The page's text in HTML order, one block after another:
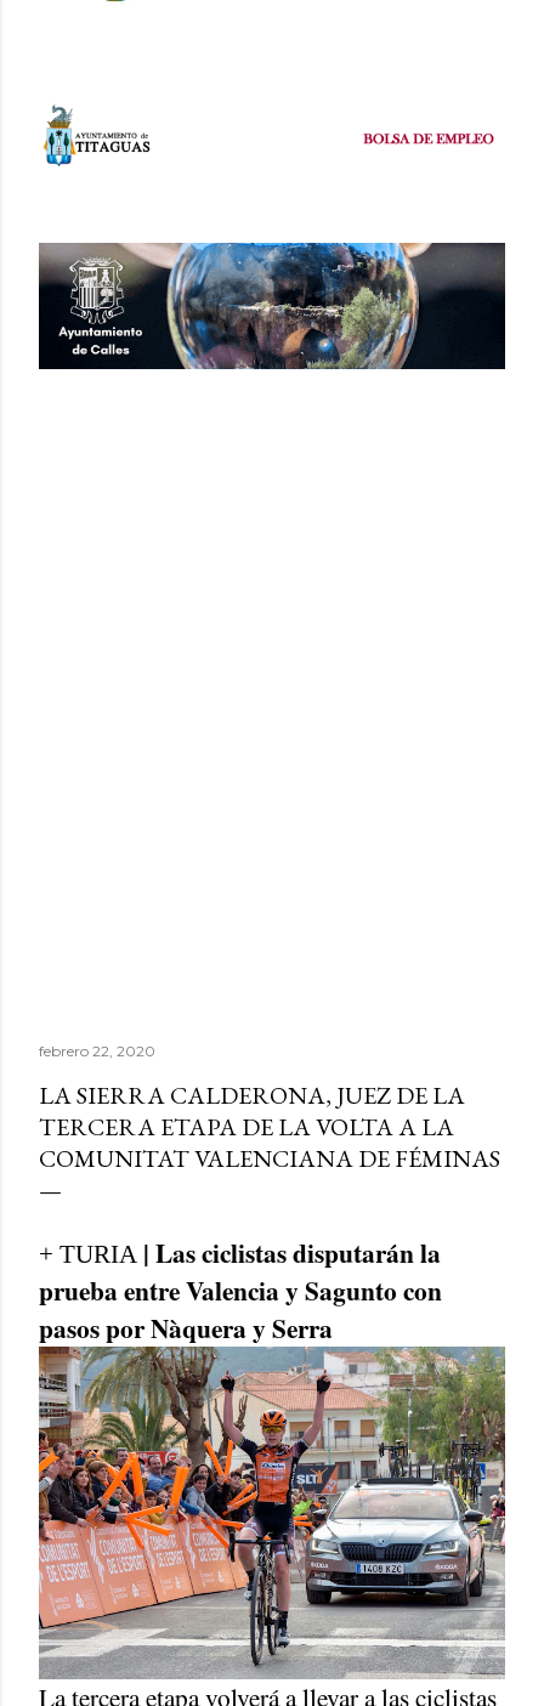
febrero 22, 2020
LA SIERRA CALDERONA, JUEZ DE LA
TERCERA ETAPA DE LA VOLTA A LA
COMUNITAT VALENCIANA DE FÉMINAS
+ TURIA | Las ciclistas disputarán la
prueba entre Valencia y Sagunto con
pasos por Nàquera y Serra
La tercera etapa volverá a llevar a las ciclistas